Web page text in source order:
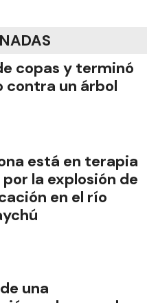
copas y terminó
contra un árbol
está en terapia
la explosión de
en el río
una